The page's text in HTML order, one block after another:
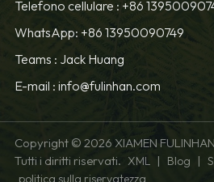
Telefono cellulare : +86
WhatsApp: +86 13950090749
Teams : Jack Huang
E-mail : info@fulinhan.com
Copyright © 2026 XIAMEN
Tutti i diritti riservati. XML | Blog |
politica sulla riservatezza